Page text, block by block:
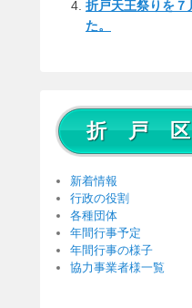
折戸天王祭りを７
た。
折 戸 区
新着情報
行政の役割
各種団体
年間行事予定
年間行事の様子
協力事業者様一覧